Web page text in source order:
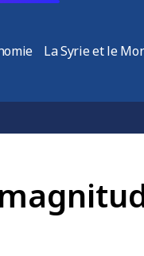
La Syrie et le